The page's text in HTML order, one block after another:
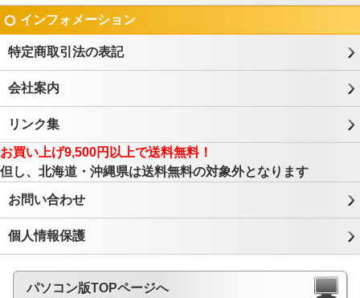
インフォメーション
特定商取引法の表記
会社案内
リンク集
お買い上げ9,500円以上で送料無料！
但し、北海道・沖縄県は送料無料の対象外となります
お問い合わせ
個人情報保護
パソコン版TOPページへ